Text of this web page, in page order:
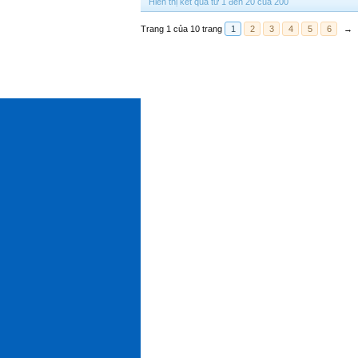
Trang 1 của 10 trang 1 2 3 4 5 6 →